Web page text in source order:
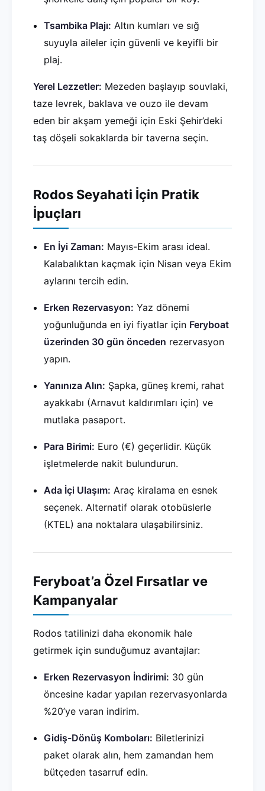
Tsambika Plajı: Altın kumları ve sığ
suyuyla aileler için güvenli ve keyifli bir
plaj.
Yerel Lezzetler: Mezeden başlayıp souvlaki,
taze levrek, baklava ve ouzo ile devam
eden bir akşam yemeği için Eski Şehir’deki
taş döşeli sokaklarda bir taverna seçin.
Rodos Seyahati İçin Pratik
İpuçları
En İyi Zaman: Mayıs-Ekim arası ideal.
Kalabalıktan kaçmak için Nisan veya Ekim
aylarını tercih edin.
Erken Rezervasyon: Yaz dönemi
yoğunluğunda en iyi fiyatlar için Feryboat
üzerinden 30 gün önceden rezervasyon
yapın.
Yanınıza Alın: Şapka, güneş kremi, rahat
ayakkabı (Arnavut kaldırımları için) ve
mutlaka pasaport.
Para Birimi: Euro (€) geçerlidir. Küçük
işletmelerde nakit bulundurun.
Ada İçi Ulaşım: Araç kiralama en esnek
seçenek. Alternatif olarak otobüslerle
(KTEL) ana noktalara ulaşabilirsiniz.
Feryboat’a Özel Fırsatlar ve
Kampanyalar
Rodos tatilinizi daha ekonomik hale
getirmek için sunduğumuz avantajlar:
Erken Rezervasyon İndirimi: 30 gün
öncesine kadar yapılan rezervasyonlarda
%20’ye varan indirim.
Gidiş-Dönüş Komboları: Biletlerinizi
paket olarak alın, hem zamandan hem
bütçeden tasarruf edin.